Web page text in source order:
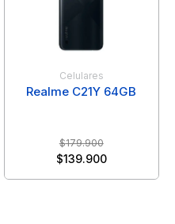
Celulares
Realme C21Y 64GB
$179.900
$139.900